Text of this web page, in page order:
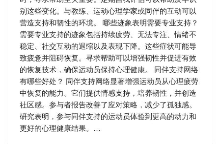
别这些变化。与教练、运动心理学家或同伴的互动可以
营造支持和韧性的环境。 哪些迹象表明需要专业支持？
需要专业支持的迹象包括持续疲劳、无法专注、情绪不
稳定、社交互动的退缩以及表现下降。这些症状可能导
致疲惫并阻碍恢复。寻求帮助可以增强韧性并促进有效
的恢复技术，确保运动员保持心理健康。 同伴支持网络
有哪些好处？ 同伴支持网络显著增强运动员从心理疲劳
中恢复的能力。它们提供情感支持，培养韧性，并创造
社区感。参与者报告改善了应对策略，减少了孤独感。
研究表明，参与同伴支持的运动员体验到更高的动力和
更好的心理健康结果。…